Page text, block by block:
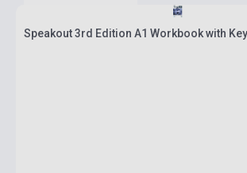
Speakout 3rd Edition A1 Workbook with Key